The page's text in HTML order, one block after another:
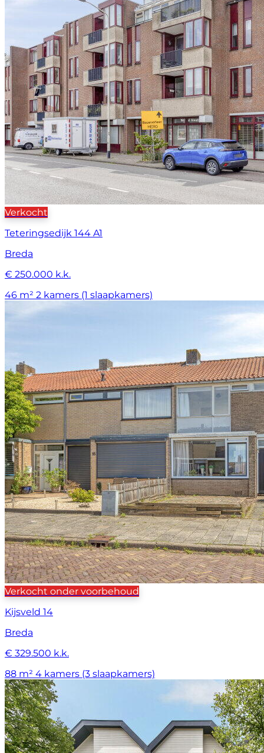
Verkocht
Teteringsedijk 144 A1
Breda
€ 250.000 k.k.
46 m² 2 kamers (1 slaapkamers)
Verkocht onder voorbehoud
Kijsveld 14
Breda
€ 329.500 k.k.
88 m² 4 kamers (3 slaapkamers)